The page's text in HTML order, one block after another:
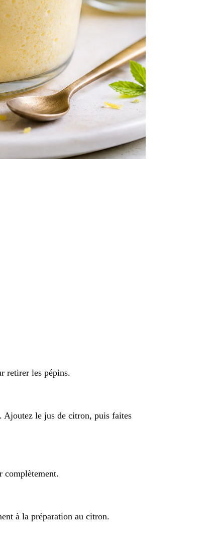
retirer les pépins.
Ajoutez le jus de citron, puis faites
complètement.
à la préparation au citron.